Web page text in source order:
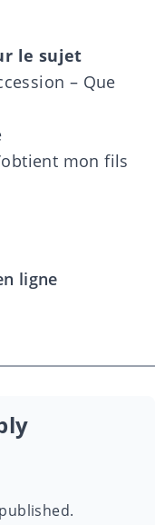
le sujet
– Que
mon fils
ligne